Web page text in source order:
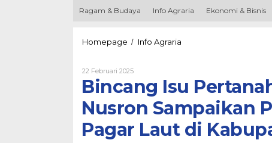
Ragam & Budaya Info Agraria Ekonomi & Bisnis
Homepage / Info Agraria
Tata
Ruang,
Menteri
Nusron
Sampaikan
Perkembangan
22 Februari 2025Oleh
Bincang Isu
Nusron Sampaikan
Pagar Laut di